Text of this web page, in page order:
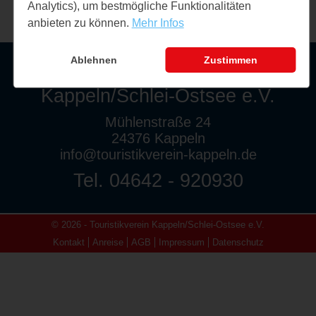
Touristikverein
Kappeln/Schlei-Ostsee e.V.
Mühlenstraße 24
24376 Kappeln
info@touristikverein-kappeln.de
Tel. 04642 - 920930
© 2026 - Touristikverein Kappeln/Schlei-Ostsee e.V.
Kontakt
Anreise AGB Impressum Datenschutz
Analytics), um bestmögliche Funktionalitäten
anbieten zu können. Mehr Infos
Ablehnen Zustimmen